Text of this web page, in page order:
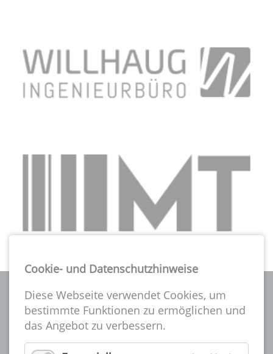
Die A-CSI gibt es seit über 25 Jahren und ist eine
Cookie- und Datenschutzhinweise
Diese Webseite verwendet Cookies, um
bestimmte Funktionen zu ermöglichen und
das Angebot zu verbessern.